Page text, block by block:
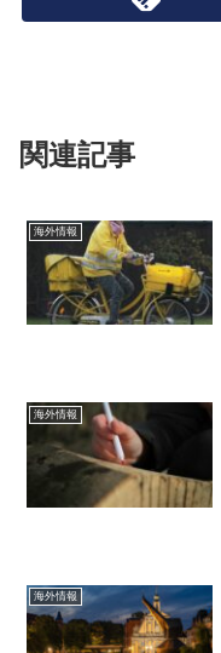
関連記事
海外情報
海外情報
海外情報